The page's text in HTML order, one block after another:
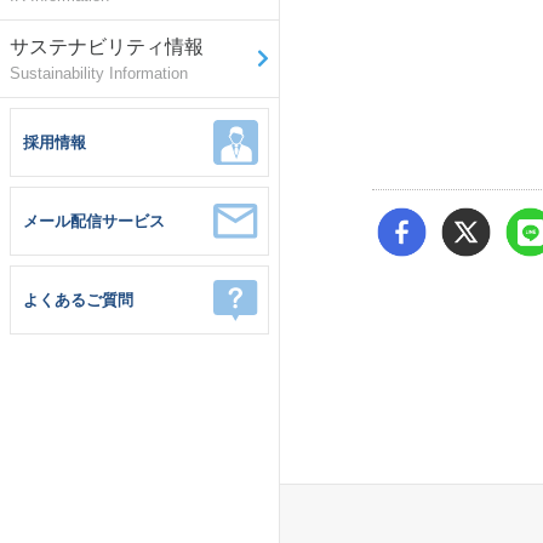
サステナビリティ情報
Sustainability Information
採用情報
メール配信サービス
よくあるご質問